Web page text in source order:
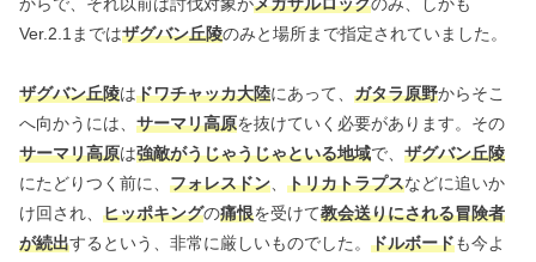
からで、それ以前は討伐対象がメガザルロックのみ、しかも
Ver.2.1まではザグバン丘陵のみと場所まで指定されていました。
ザグバン丘陵はドワチャッカ大陸にあって、 ガタラ原野からそこ
へ向かうには、 サーマリ高原を抜けていく必要があります。その
サーマリ高原は強敵がうじゃうじゃといる地域で、 ザグバン丘陵
にたどりつく前に、 フォレスドン、 トリカトラプスなどに追いか
け回され、 ヒッポキングの痛恨を受けて教会送りにされる冒険者
が続出するという、非常に厳しいものでした。 ドルボードも今よ